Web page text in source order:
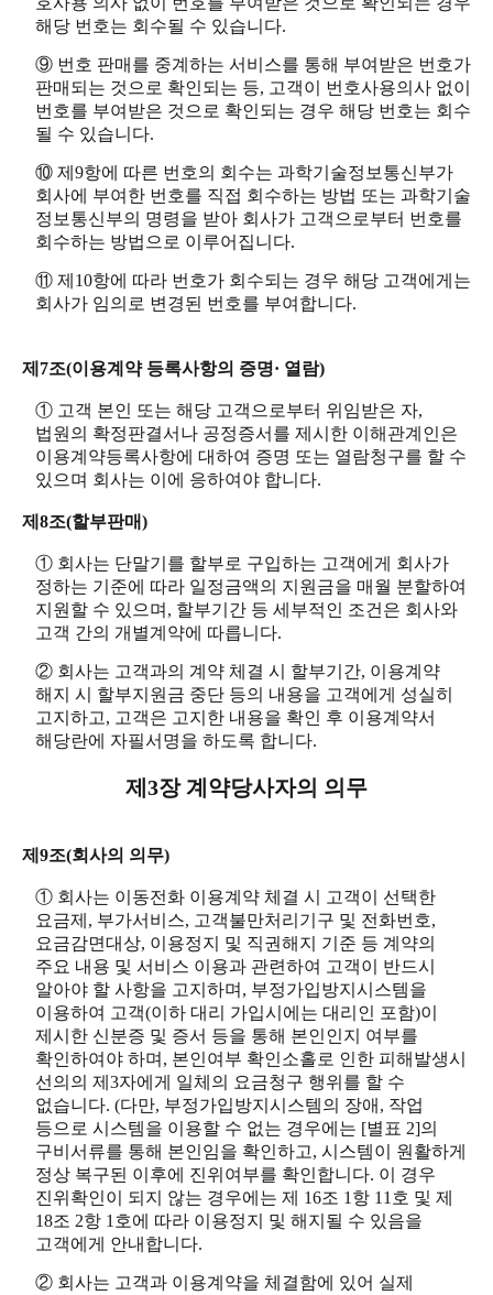
해당 번호는 회수될 수 있습니다.
⑨ 번호 판매를 중계하는 서비스를 통해 부여받은 번호가
판매되는 것으로 확인되는 등, 고객이 번호사용의사 없이
번호를 부여받은 것으로 확인되는 경우 해당 번호는 회수
될 수 있습니다.
⑩ 제9항에 따른 번호의 회수는 과학기술정보통신부가
회사에 부여한 번호를 직접 회수하는 방법 또는 과학기술
정보통신부의 명령을 받아 회사가 고객으로부터 번호를
회수하는 방법으로 이루어집니다.
⑪ 제10항에 따라 번호가 회수되는 경우 해당 고객에게는
회사가 임의로 변경된 번호를 부여합니다.
제7조(이용계약 등록사항의 증명· 열람)
① 고객 본인 또는 해당 고객으로부터 위임받은 자,
법원의 확정판결서나 공정증서를 제시한 이해관계인은
이용계약등록사항에 대하여 증명 또는 열람청구를 할 수
있으며 회사는 이에 응하여야 합니다.
제8조(할부판매)
① 회사는 단말기를 할부로 구입하는 고객에게 회사가
정하는 기준에 따라 일정금액의 지원금을 매월 분할하여
지원할 수 있으며, 할부기간 등 세부적인 조건은 회사와
고객 간의 개별계약에 따릅니다.
② 회사는 고객과의 계약 체결 시 할부기간, 이용계약
해지 시 할부지원금 중단 등의 내용을 고객에게 성실히
고지하고, 고객은 고지한 내용을 확인 후 이용계약서
해당란에 자필서명을 하도록 합니다.
제3장 계약당사자의 의무
제9조(회사의 의무)
① 회사는 이동전화 이용계약 체결 시 고객이 선택한
요금제, 부가서비스, 고객불만처리기구 및 전화번호,
요금감면대상, 이용정지 및 직권해지 기준 등 계약의
주요 내용 및 서비스 이용과 관련하여 고객이 반드시
알아야 할 사항을 고지하며, 부정가입방지시스템을
이용하여 고객(이하 대리 가입시에는 대리인 포함)이
제시한 신분증 및 증서 등을 통해 본인인지 여부를
확인하여야 하며, 본인여부 확인소홀로 인한 피해발생시
선의의 제3자에게 일체의 요금청구 행위를 할 수
없습니다. (다만, 부정가입방지시스템의 장애, 작업
등으로 시스템을 이용할 수 없는 경우에는 [별표 2]의
구비서류를 통해 본인임을 확인하고, 시스템이 원활하게
정상 복구된 이후에 진위여부를 확인합니다. 이 경우
진위확인이 되지 않는 경우에는 제 16조 1항 11호 및 제
18조 2항 1호에 따라 이용정지 및 해지될 수 있음을
고객에게 안내합니다.
② 회사는 고객과 이용계약을 체결함에 있어 실제